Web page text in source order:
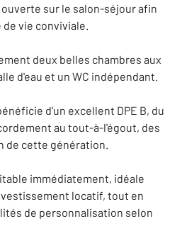
sur le salon-séjour afin
vie conviviale.
deux belles chambres aux
d'eau et un WC indépendant.
d'un excellent DPE B, du
au tout-à-l'égout, des
de cette génération.
immédiatement, idéale
locatif, tout en
de personnalisation selon